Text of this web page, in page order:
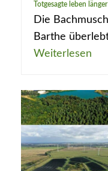
Totgesagte leben länger
Die
Barthe
Weiterlesen